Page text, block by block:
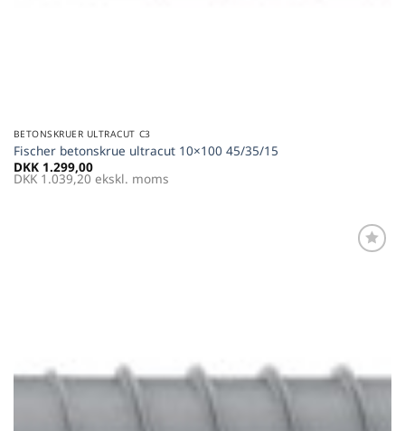
BETONSKRUER ULTRACUT C3
Fischer betonskrue ultracut 10×100 45/35/15
DKK 1.299,00
DKK 1.039,20 ekskl. moms